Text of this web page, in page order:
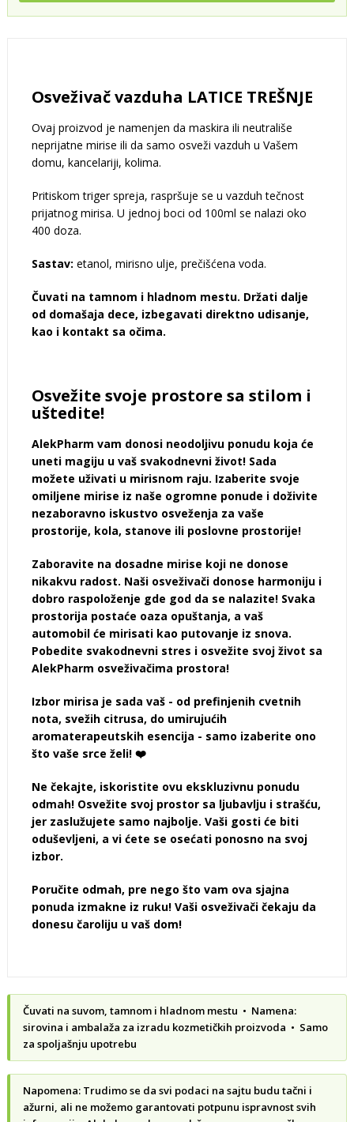
Osveživač vazduha LATICE TREŠNJE
Ovaj proizvod je namenjen da maskira ili neutrališe
neprijatne mirise ili da samo osveži vazduh u Vašem
domu, kancelariji, kolima.
Pritiskom triger spreja, raspršuje se u vazduh tečnost
prijatnog mirisa. U jednoj boci od 100ml se nalazi oko
400 doza.
Sastav: etanol, mirisno ulje, prečišćena voda.
Čuvati na tamnom i hladnom mestu. Držati dalje
od domašaja dece, izbegavati direktno udisanje,
kao i kontakt sa očima.
Osvežite svoje prostore sa stilom i
uštedite!
AlekPharm vam donosi neodoljivu ponudu koja će
uneti magiju u vaš svakodnevni život! Sada
možete uživati u mirisnom raju. Izaberite svoje
omiljene mirise iz naše ogromne ponude i doživite
nezaboravno iskustvo osveženja za vaše
prostorije, kola, stanove ili poslovne prostorije!
Zaboravite na dosadne mirise koji ne donose
nikakvu radost. Naši osveživači donose harmoniju i
dobro raspoloženje gde god da se nalazite! Svaka
prostorija postaće oaza opuštanja, a vaš
automobil će mirisati kao putovanje iz snova.
Pobedite svakodnevni stres i osvežite svoj život sa
AlekPharm osveživačima prostora!
Izbor mirisa je sada vaš - od prefinjenih cvetnih
nota, svežih citrusa, do umirujućih
aromaterapeutskih esencija - samo izaberite ono
što vaše srce želi! ❤️
Ne čekajte, iskoristite ovu ekskluzivnu ponudu
odmah! Osvežite svoj prostor sa ljubavlju i strašću,
jer zaslužujete samo najbolje. Vaši gosti će biti
oduševljeni, a vi ćete se osećati ponosno na svoj
izbor.
Poručite odmah, pre nego što vam ova sjajna
ponuda izmakne iz ruku! Vaši osveživači čekaju da
donesu čaroliju u vaš dom!
Čuvati na suvom, tamnom i hladnom mestu • Namena:
sirovina i ambalaža za izradu kozmetičkih proizvoda • Samo
za spoljašnju upotrebu
Napomena: Trudimo se da svi podaci na sajtu budu tačni i
ažurni, ali ne možemo garantovati potpunu ispravnost svih